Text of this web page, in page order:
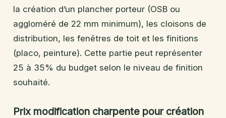
la création d’un plancher porteur (OSB ou
aggloméré de 22 mm minimum), les cloisons de
distribution, les fenêtres de toit et les finitions
(placo, peinture). Cette partie peut représenter
25 à 35% du budget selon le niveau de finition
souhaité.
Prix modification charpente pour création